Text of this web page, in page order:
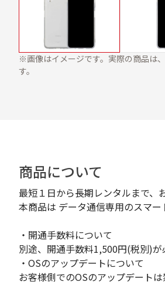
※画像はイメージです。実際の商品は
す。
商品について
最短１日から長期レンタルまで、
本商品は データ通信専用のスマ
・開通手数料について
別途、開通手数料1,500円(税別)が
・OSのアップデートについて
お客様側でのOSのアップデート